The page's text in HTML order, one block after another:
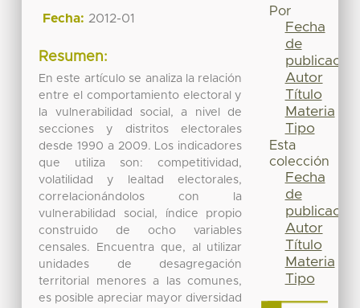
Fecha: 2012-01
Resumen:
En este artículo se analiza la relación
entre el comportamiento electoral y
la vulnerabilidad social, a nivel de
secciones y distritos electorales
desde 1990 a 2009. Los indicadores
que utiliza son: competitividad,
volatilidad y lealtad electorales,
correlacionándolos con la
vulnerabilidad social, índice propio
construido de ocho variables
censales. Encuentra que, al utilizar
unidades de desagregación
territorial menores a las comunes,
es posible apreciar mayor diversidad
Por
Fecha
de
publicación
Autor
Título
Materia
Tipo
Esta
colección
Fecha
de
publicación
Autor
Título
Materia
Tipo